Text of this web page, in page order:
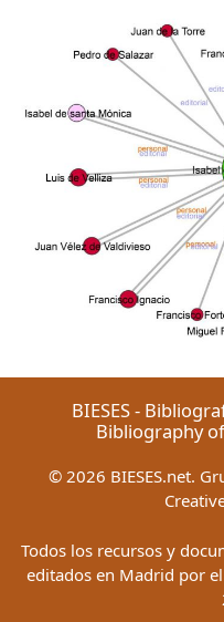
BIESES -
Bibliography
© 2026 BIESES.net.
Todos los recursos y
editados en Madrid por